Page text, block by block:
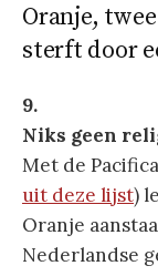
Oranje,
sterft door
9.
Niks geen
Met de
uit deze lijst)
Oranje
Nederlandse